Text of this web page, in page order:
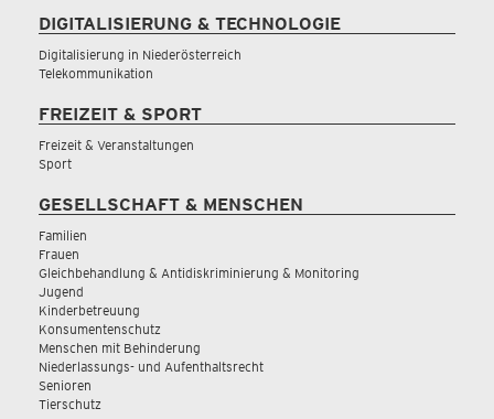
DIGITALISIERUNG & TECHNOLOGIE
Digitalisierung in Niederösterreich
Telekommunikation
FREIZEIT & SPORT
Freizeit & Veranstaltungen
Sport
GESELLSCHAFT & MENSCHEN
Familien
Frauen
Gleichbehandlung & Antidiskriminierung & Monitoring
Jugend
Kinderbetreuung
Konsumentenschutz
Menschen mit Behinderung
Niederlassungs- und Aufenthaltsrecht
Senioren
Tierschutz